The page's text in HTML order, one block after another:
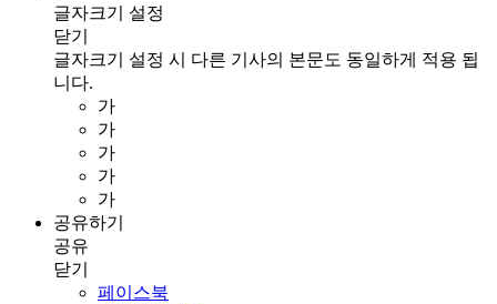
글자크기 설정
닫기
글자크기 설정 시 다른 기사의 본문도 동일하게 적용 됩
니다.
가
가
가
가
가
공유하기
공유
닫기
페이스북